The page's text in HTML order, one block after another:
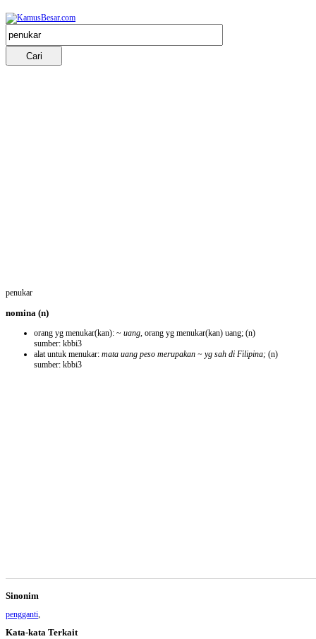
penukar
nomina (n)
orang yg menukar(kan): ~ uang, orang yg menukar(kan) uang; (n)
sumber: kbbi3
alat untuk menukar: mata uang peso merupakan ~ yg sah di Filipina; (n)
sumber: kbbi3
Sinonim
pengganti
Kata-kata Terkait